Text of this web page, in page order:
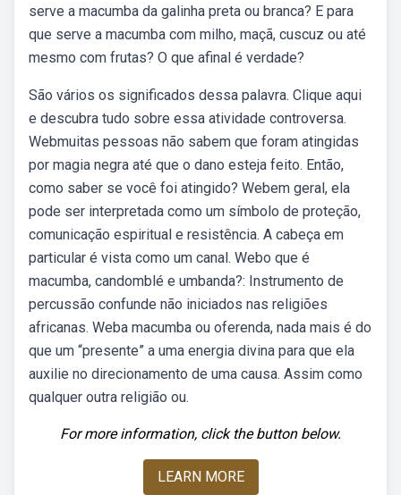
serve a macumba da galinha preta ou branca? E para
que serve a macumba com milho, maçã, cuscuz ou até
mesmo com frutas? O que afinal é verdade?
São vários os significados dessa palavra. Clique aqui
e descubra tudo sobre essa atividade controversa.
Webmuitas pessoas não sabem que foram atingidas
por magia negra até que o dano esteja feito. Então,
como saber se você foi atingido? Webem geral, ela
pode ser interpretada como um símbolo de proteção,
comunicação espiritual e resistência. A cabeça em
particular é vista como um canal. Webo que é
macumba, candomblé e umbanda?: Instrumento de
percussão confunde não iniciados nas religiões
africanas. Weba macumba ou oferenda, nada mais é do
que um “presente” a uma energia divina para que ela
auxilie no direcionamento de uma causa. Assim como
qualquer outra religião ou.
For more information, click the button below.
LEARN MORE